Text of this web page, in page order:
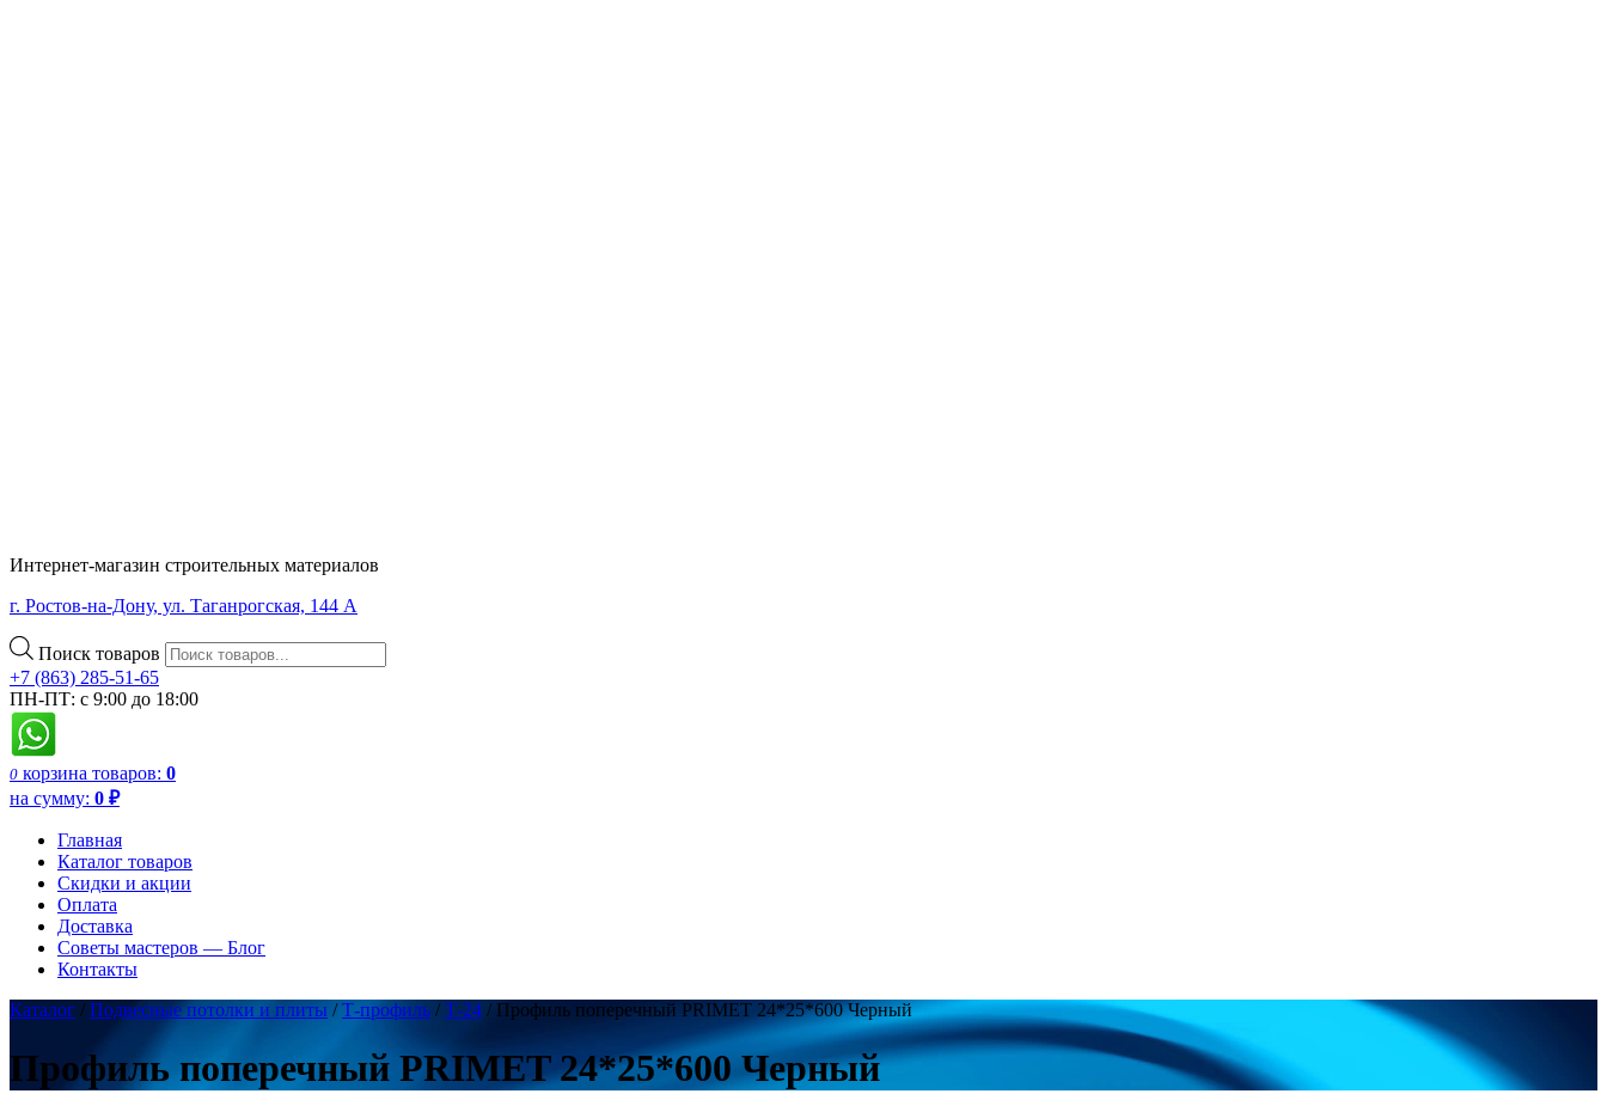
Интернет-магазин строительных материалов
г. Ростов-на-Дону, ул. Таганрогская, 144 А
Поиск товаров
+7 (863) 285-51-65
ПН-ПТ: с 9:00 до 18:00
0 корзина товаров: 0
на сумму: 0 ₽
Главная
Каталог товаров
Скидки и акции
Оплата
Доставка
Советы мастеров — Блог
Контакты
Каталог / Подвесные потолки и плиты /Т-профиль /Т-24 / Профиль поперечный PRIMET 24*25*600 Черный
Профиль поперечный PRIMET 24*25*600 Черный